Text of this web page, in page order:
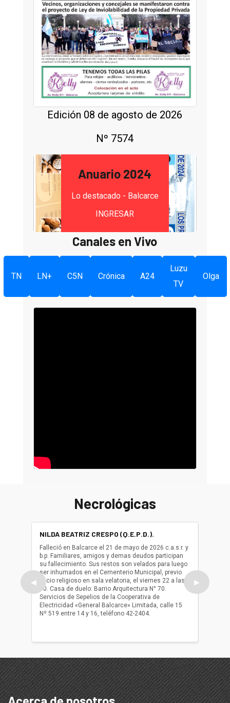
Edición 08 de agosto de 2026
Nº 7574
Anuario 2024
Lo destacado - Balcarce
INGRESAR
Canales en Vivo
TN LN+ C5N Crónica A24
Luzu
TV
Olga
Necrológicas
◀
NILDA BEATRIZ CRESPO (Q.E.P.D.).
Falleció en Balcarce el 21 de mayo de 2026 c.a.s.r. y
b.p. Familiares, amigos y demas deudos participan
su fallecimiento. Sus restos son velados para luego
ser inhumados en el Cementerio Municipal, previo
oficio religioso en sala velatoria, el viernes 22 a las
10. Casa de duelo: Barrio Arquitectura N° 70.
Servicios de Sepelios de la Cooperativa de
Electricidad «General Balcarce» Limitada, calle 15
Nº 519 entre 14 y 16, teléfono 42-2404.
ser
oficio
▶